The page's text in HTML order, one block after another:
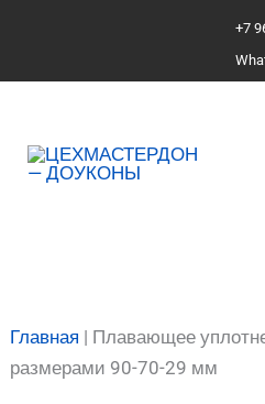
содержимому
+7
Главная | Плавающее
размерами 90-70-29 мм
Плавающее
с